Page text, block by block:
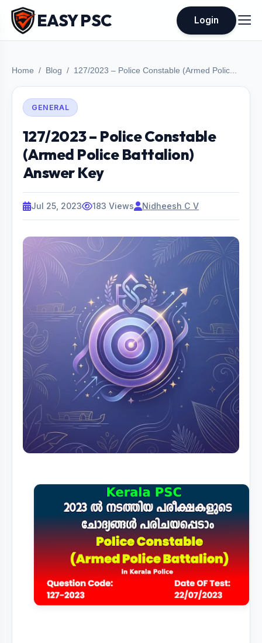
EASY PSC Login
Home Blog 127/2023 – Police Constable (Armed Polic...
GENERAL
127/2023 – Police Constable
(Armed Police Battalion)
Answer Key
Jul 25, 2023 183 Views Nidheesh C V